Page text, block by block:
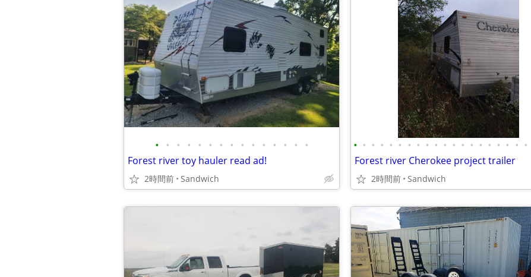
• • • • • • • • • • • • • • •
Forest river toy hauler read ad!
2時間前 Sandwich
• • • • • • • • • • • • • • • • • • • •
Forest river Cherokee project trailer
2時間前 Sandwich